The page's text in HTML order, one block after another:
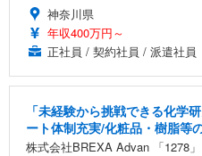
神奈川県
年収400万円～
正社員 / 契約社員 / 派遣社員
「未経験から挑戦できる化学
ート体制充実/化粧品・樹脂等
株式会社BREXA Advan 「1278」